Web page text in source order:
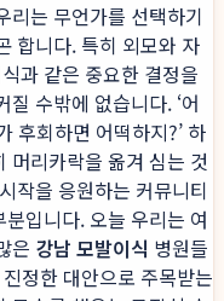
리는 무언가를 선택하기
합니다. 특히 외모와 자
과 같은 중요한 결정을
수밖에 없습니다. ‘어
후회하면 어떡하지?’ 하
머리카락을 옮겨 심는 것
작을 응원하는 커뮤니티
입니다. 오늘 우리는 여
은 강남 모발이식 병원들
진정한 대안으로 주목받는